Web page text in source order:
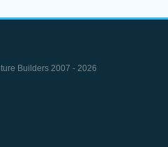
Builders 2007 - 2026